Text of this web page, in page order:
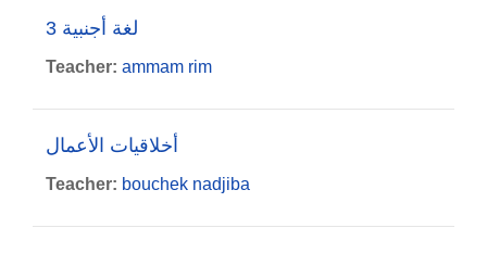
3 لغة أجنبية
Teacher: ammam rim
أخلاقيات الأعمال
Teacher: bouchek nadjiba